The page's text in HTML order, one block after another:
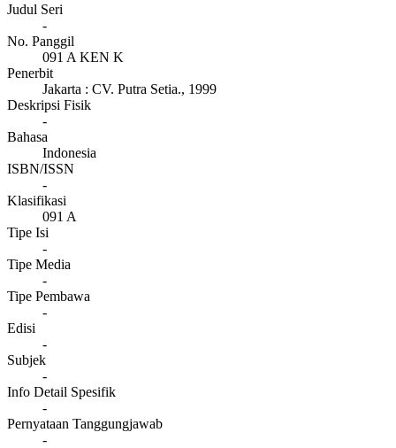
Judul Seri
-
No. Panggil
091 A KEN K
Penerbit
Jakarta : CV. Putra Setia., 1999
Deskripsi Fisik
-
Bahasa
Indonesia
ISBN/ISSN
-
Klasifikasi
091 A
Tipe Isi
-
Tipe Media
-
Tipe Pembawa
-
Edisi
-
Subjek
-
Info Detail Spesifik
-
Pernyataan Tanggungjawab
-